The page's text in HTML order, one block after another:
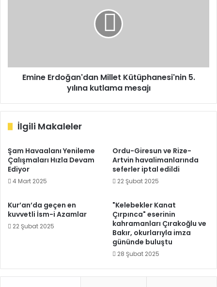
Emine Erdoğan'dan Millet Kütüphanesi'nin 5.
yılına kutlama mesajı
İlgili Makaleler
Şam Havaalanı Yenileme
Çalışmaları Hızla Devam
Ediyor
4 Mart 2025
Ordu-Giresun ve Rize-
Artvin havalimanlarında
seferler iptal edildi
22 Şubat 2025
Kur’an’da geçen en
kuvvetli İsm-i Azamlar
22 Şubat 2025
"Kelebekler Kanat
Çırpınca" eserinin
kahramanları Çırakoğlu ve
Bakır, okurlarıyla imza
gününde buluştu
28 Şubat 2025